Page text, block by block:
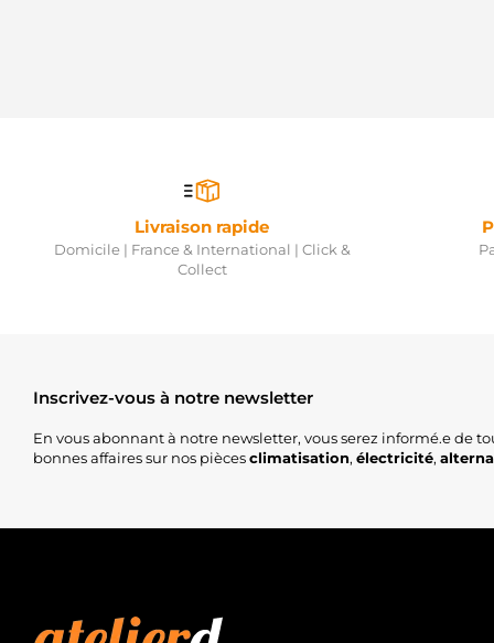
Livraison rapide
Domicile | France & International | Click &
Collect
Inscrivez-vous à notre newsletter
En vous abonnant à notre newsletter, vous serez informé.e de
bonnes affaires sur nos piècesclimatisation, électricité,